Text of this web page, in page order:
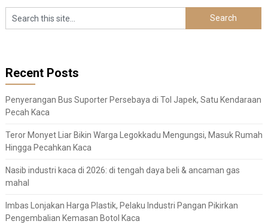
Recent Posts
Penyerangan Bus Suporter Persebaya di Tol Japek, Satu Kendaraan
Pecah Kaca
Teror Monyet Liar Bikin Warga Legokkadu Mengungsi, Masuk Rumah
Hingga Pecahkan Kaca
Nasib industri kaca di 2026: di tengah daya beli & ancaman gas
mahal
Imbas Lonjakan Harga Plastik, Pelaku Industri Pangan Pikirkan
Pengembalian Kemasan Botol Kaca